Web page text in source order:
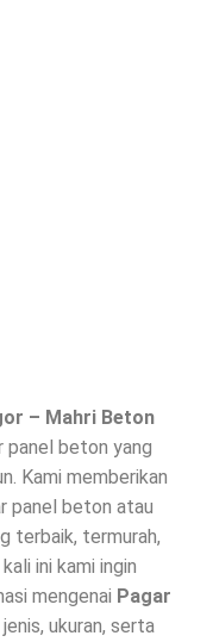
– Mahri Beton
panel beton yang
Kami memberikan
panel beton atau
terbaik, termurah,
ini kami ingin
mengenai Pagar
ukuran, serta